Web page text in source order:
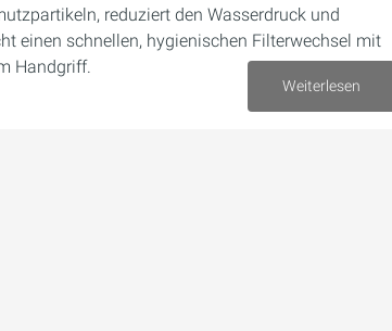
reduziert den Wasserdruck und
einen schnellen, hygienischen Filterwechsel mit
Handgriff.
Weiterlesen